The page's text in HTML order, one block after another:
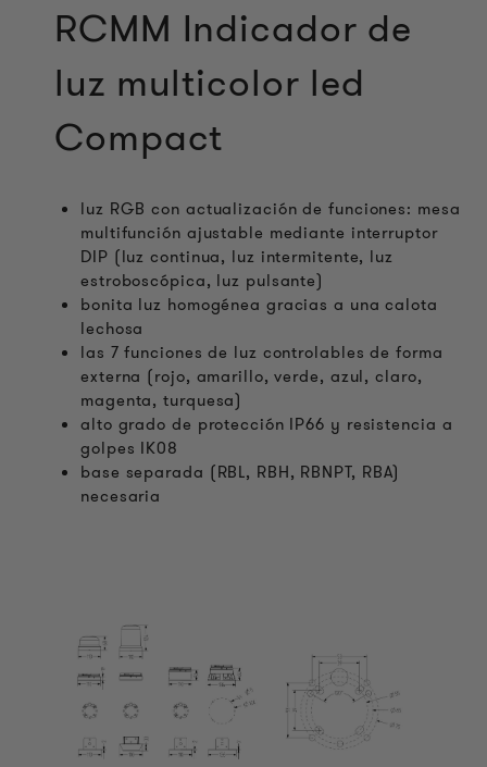
RCMM Indicador de
luz multicolor led
Compact
luz RGB con actualización de funciones: mesa
multifunción ajustable mediante interruptor
DIP (luz continua, luz intermitente, luz
estroboscópica, luz pulsante)
bonita luz homogénea gracias a una calota
lechosa
las 7 funciones de luz controlables de forma
externa (rojo, amarillo, verde, azul, claro,
magenta, turquesa)
alto grado de protección IP66 y resistencia a
golpes IK08
base separada (RBL, RBH, RBNPT, RBA)
necesaria